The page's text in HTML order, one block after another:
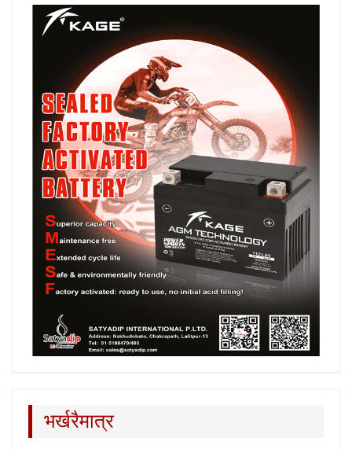
भर्खरैमात्र